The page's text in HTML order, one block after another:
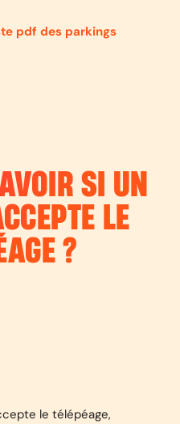
pdf des parkings
SI UN
LE
?
le télépéage,